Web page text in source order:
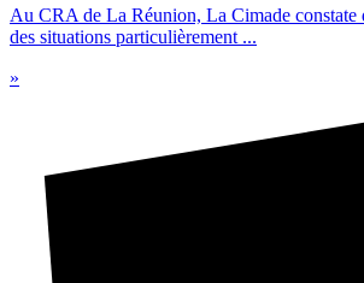
Au CRA de La Réunion, La Cimade constate
des situations particulièrement ...
»